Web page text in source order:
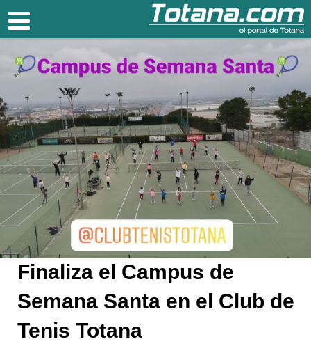
Totana.com
Finaliza el Campus de
Semana Santa en el Club de
Tenis Totana